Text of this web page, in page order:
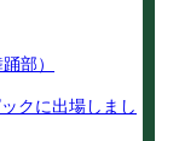
部）
クに出場しまし